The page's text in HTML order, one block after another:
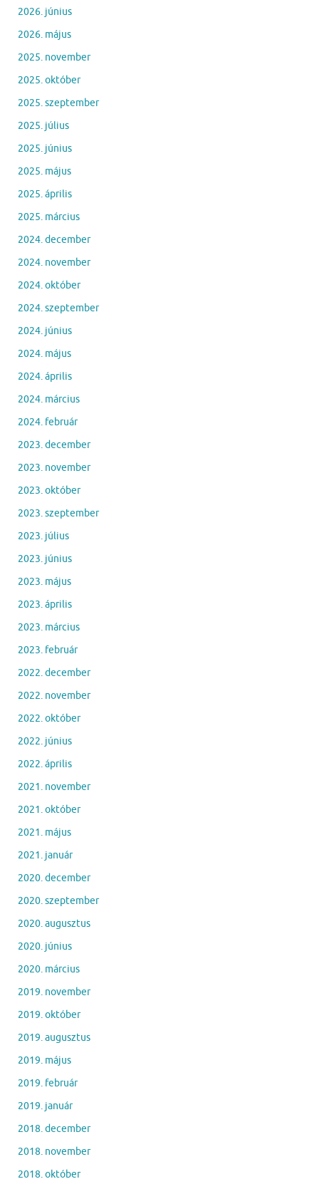
2026. június
2026. május
2025. november
2025. október
2025. szeptember
2025. július
2025. június
2025. május
2025. április
2025. március
2024. december
2024. november
2024. október
2024. szeptember
2024. június
2024. május
2024. április
2024. március
2024. február
2023. december
2023. november
2023. október
2023. szeptember
2023. július
2023. június
2023. május
2023. április
2023. március
2023. február
2022. december
2022. november
2022. október
2022. június
2022. április
2021. november
2021. október
2021. május
2021. január
2020. december
2020. szeptember
2020. augusztus
2020. június
2020. március
2019. november
2019. október
2019. augusztus
2019. május
2019. február
2019. január
2018. december
2018. november
2018. október